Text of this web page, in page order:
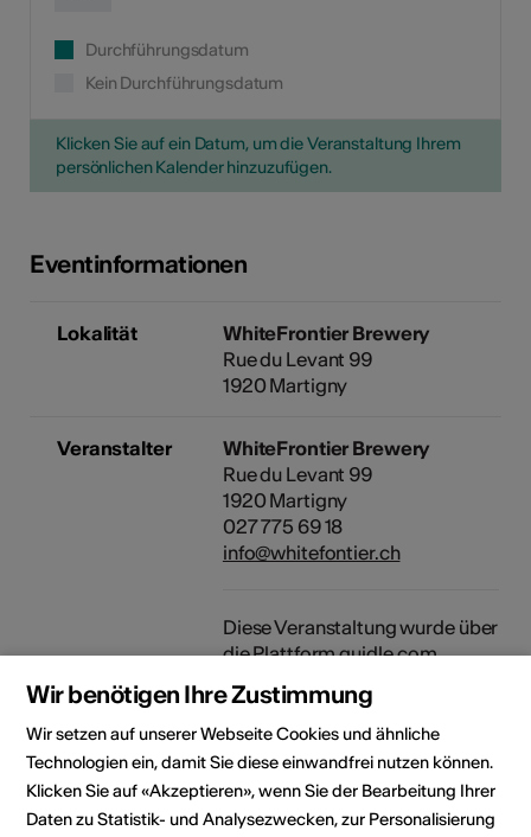
Durchführungsdatum
Kein Durchführungsdatum
Klicken Sie auf ein Datum, um die Veranstaltung Ihrem
persönlichen Kalender hinzuzufügen.
Eventinformationen
Lokalität
WhiteFrontier Brewery
Rue du Levant 99
1920 Martigny
Veranstalter
WhiteFrontier Brewery
Rue du Levant 99
1920 Martigny
027 775 69 18
info@whitefontier.ch
Diese Veranstaltung wurde über
die Plattformguidle.com
inseriert. Bei Fragen zur
Veranstaltung wenden Sie sich
bitte an den Veranstalter oder
das zuständige Tourismusbüro.
Rubrik
Art der Veranstaltung
Wir benötigen Ihre Zustimmung
Wir setzen auf unserer Webseite Cookies und ähnliche
Technologien ein, damit Sie diese einwandfrei nutzen können.
Klicken Sie auf «Akzeptieren», wenn Sie der Bearbeitung Ihrer
Daten zu Statistik- und Analysezwecken, zur Personalisierung